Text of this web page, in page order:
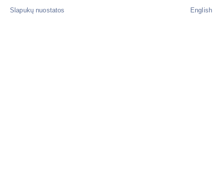
Slapukų nuostatos English